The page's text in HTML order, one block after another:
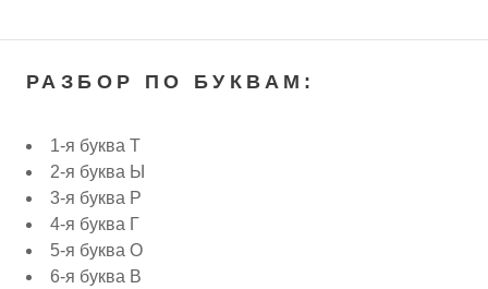
РАЗБОР ПО БУКВАМ:
1-я буква Т
2-я буква Ы
3-я буква Р
4-я буква Г
5-я буква О
6-я буква В